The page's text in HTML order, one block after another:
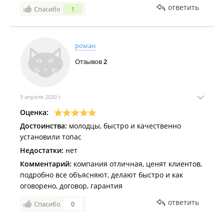
заявку в произвольной форме на ватсап, сказали
уточнили когда(. Прошло 2 недели, время идёт, ни
не берёт, буду конечно пробовать дозваниваться,
напишу в ватсап, напомню о нас, но с таким
отношением уже нет веры и надежды (((
Спасибо 1 ответить
роман
Отзывов2
9 апреля 2020 г.
Оценка:
Достоинства: молодцы, быстро и качественно
установили топас
Недостатки: нет
Комментарий: компания отличная, ценят клиентов,
подробно все объясняют, делают быстро и как
оговорено, договор, гарантия
Спасибо 0 ответить